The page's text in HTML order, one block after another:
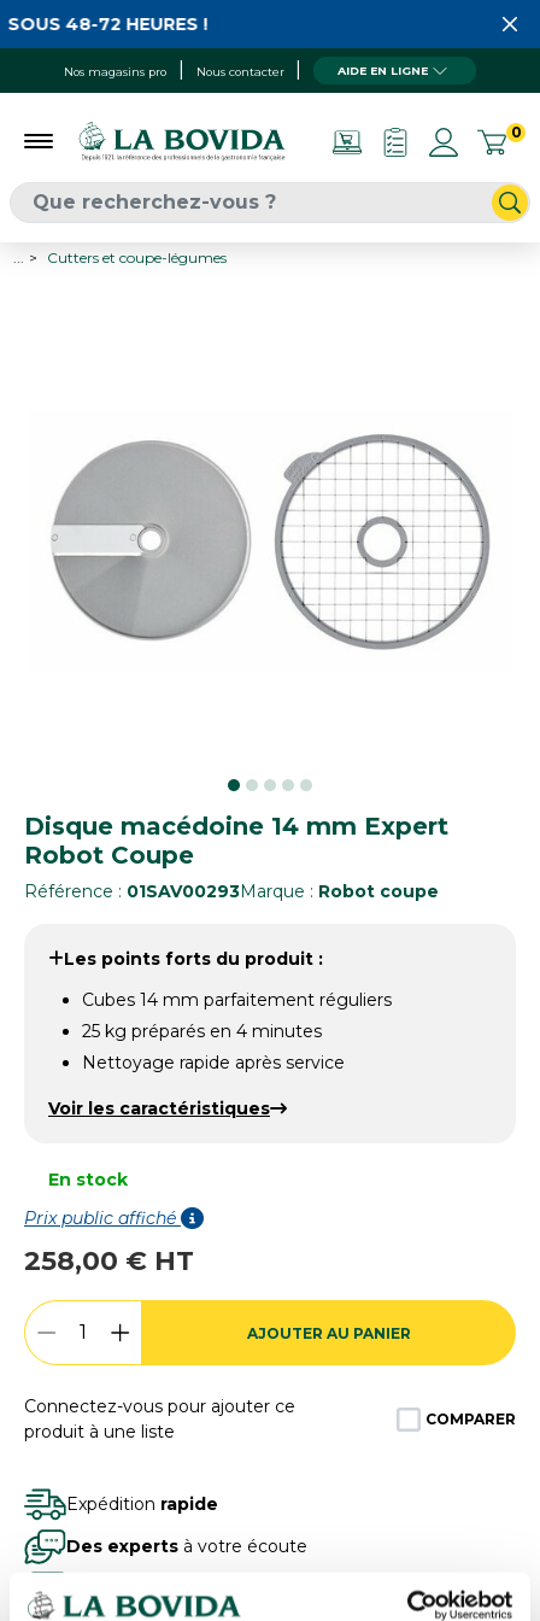
Nos magasins pro Nous contacter AIDE EN LIGNE
0
48-72 HEURES !
Cutters et coupe-légumes
Disque macédoine 14 mm Expert
Robot Coupe
Référence : 01SAV00293Marque : Robot coupe
Les points forts du produit :
Cubes 14 mm parfaitement réguliers
25 kg préparés en 4 minutes
Nettoyage rapide après service
Voir les caractéristiques
En stock
Prix public affiché
258,00 € HT
AJOUTER AU PANIER
Connectez-vous pour ajouter ce
produit à une liste
COMPARER
Expédition rapide
Des experts à votre écoute
Paiement 100% sécurisé